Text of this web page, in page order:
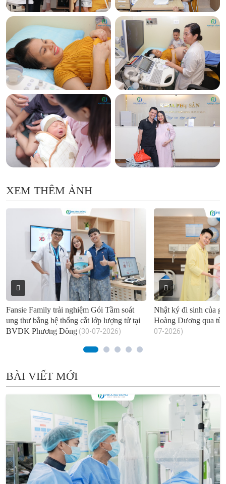
XEM THÊM ẢNH
Fansie Family trải nghiệm Gói Tầm soát
ung thư bằng hệ thống cắt lớp lượng tử tại
BVĐK Phương Đông (30-07-2026)
Nhật ký đi sinh của
Hoàng Dương qua
07-2026)
BÀI VIẾT MỚI